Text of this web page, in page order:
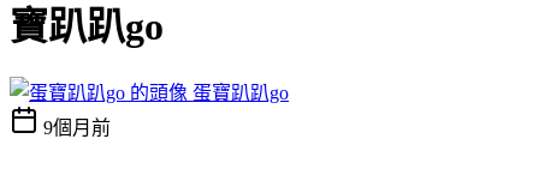
寶趴趴go
蛋寶趴趴go
9個月前